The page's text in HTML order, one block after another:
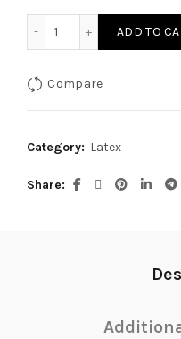
Latex Shirt Zip
ADD TO
Compare
Category: Latex
Share